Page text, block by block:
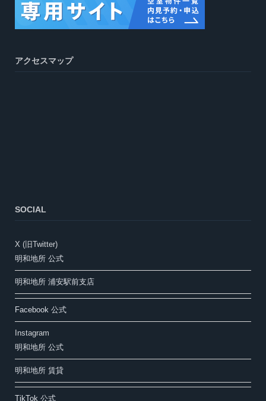
アクセスマップ
SOCIAL
X (旧Twitter)
明和地所 公式
明和地所 浦安駅前支店
Facebook 公式
Instagram
明和地所 公式
明和地所 賃貸
TikTok 公式